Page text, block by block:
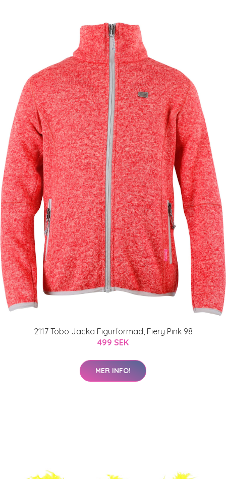
2117 Tobo Jacka Figurformad, Fiery Pink 98
499 SEK
MER INFO!